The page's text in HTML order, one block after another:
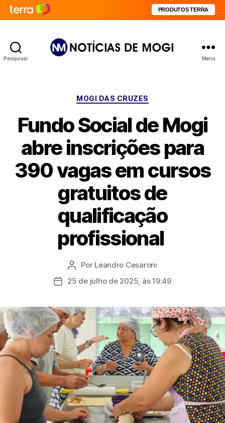
PRODUTOS TERRA
Pesquisar Menu
Categorias
MOGI DAS CRUZES
Fundo Social de Mogi
abre inscrições para
390 vagas em cursos
gratuitos de
qualificação
profissional
Autor
do
Por Leandro Cesaroni
Data25 de julho de 2025, às 19:49